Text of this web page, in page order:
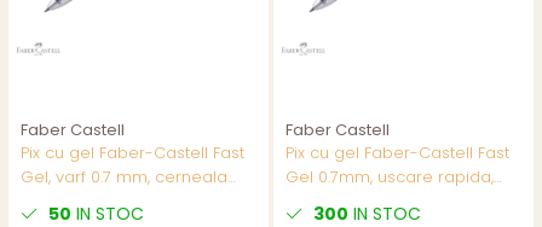
Faber Castell
Pix cu gel Faber-Castell Fast
Gel, varf 0.7 mm, cerneala
50 IN STOC
Faber Castell
Pix cu gel Faber-Castell Fast
Gel 0.7mm, uscare rapida,
scriere usoara, verde
300 IN STOC